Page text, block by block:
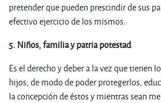
pretender que pueden prescindir de sus
efectivo ejercicio de los mismos.
5. Niños, familia y patria potestad
Es el derecho y deber a la vez que tienen
hijos, de modo de poder protegerlos,
la concepción de éstos y mientras sean